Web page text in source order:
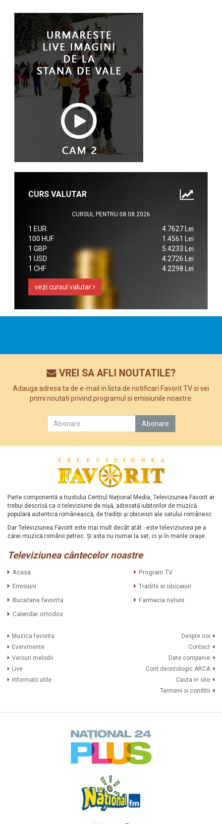
CURS VALUTAR
CURSUL PENTRU 08.08.2026
1 EUR
4.7627 Lei
100 HUF
1.4561 Lei
1 GBP
5.4233 Lei
1 USD
4.2726 Lei
1 CHF
4.2298 Lei
vezi cursul valutar
VREI SA AFLI NOUTATILE?
Adauga adresa ta de e-mail in lista de notificari Favorit TV si vei
primi noutati privind programul si emisiunile noastre.
Parte componentă a trustului Centrul Naţional Media, Televiziunea Favorit ar
trebui descrisă ca o televiziune de nişă, adresată iubitorilor de muzică
populară autentică românească, de tradiţii şi obiceiuri ale satului românesc.
Dar Televiziunea Favorit este mai mult decât atât - este televiziunea pe a
cărei muzică românii petrec. Şi asta nu numai la sat, ci şi în marile oraşe.
Televiziunea cântecelor noastre
Acasa
Program TV
Emisiuni
Traditii si obiceiuri
Bucataria favorita
Farmacia naturii
Calendar ortodox
Muzica favorita
Evenimente
Versuri melodii
Live
Informatii utile
Despre noi
Contact
Date companie
Cont deontologic ARCA
Cauta in site
Termeni si conditii